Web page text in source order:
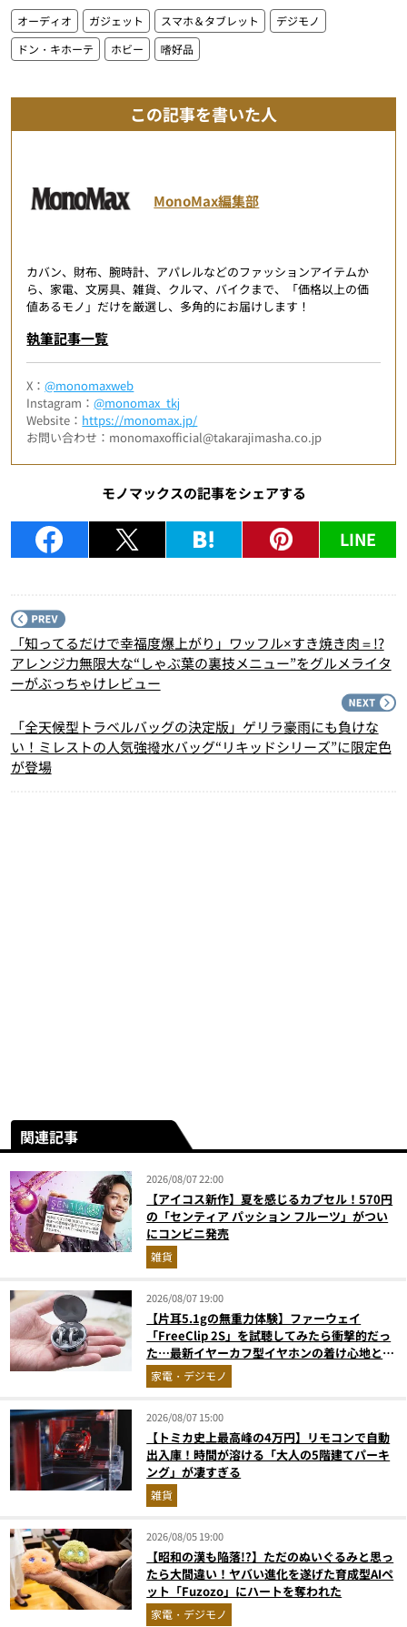
オーディオ ガジェット スマホ＆タブレット
デジモノ
ドン・キホーテ
ホビー 嗜好品
この記事を書いた人
MonoMax編集部
カバン、財布、腕時計、アパレルなどのファッションアイテムか
ら、家電、文房具、雑貨、クルマ、バイクまで、「価格以上の価
値あるモノ」だけを厳選し、多角的にお届けします！
執筆記事一覧
X：@monomaxweb
Instagram：@monomax_tkj
Website： https://monomax.jp/
お問い合わせ：monomaxofficial@takarajimasha.co.jp
モノマックスの記事をシェアする
LINE
「知ってるだけで幸福度爆上がり」ワッフル×すき焼き肉＝!?
アレンジ力無限大な“しゃぶ葉の裏技メニュー”をグルメライタ
ーがぶっちゃけレビュー
「全天候型トラベルバッグの決定版」ゲリラ豪雨にも負けな
い！ミレストの人気強撥水バッグ“リキッドシリーズ”に限定色
が登場
関連記事
2026/08/07 22:00
【アイコス新作】夏を感じるカプセル！570円
の「センティア パッション フルーツ」がつい
にコンビニ発売
雑貨
2026/08/07 19:00
【片耳5.1gの無重力体験】ファーウェイ
「FreeClip 2S」を試聴してみたら衝撃的だっ
た…最新イヤーカフ型イヤホンの着け心地とAI
技術に感動
家電・デジモノ
2026/08/07 15:00
【トミカ史上最高峰の4万円】リモコンで自動
出入庫！時間が溶ける「大人の5階建てパーキ
ング」が凄すぎる
雑貨
2026/08/05 19:00
【昭和の漢も陥落!?】ただのぬいぐるみと思っ
たら大間違い！ヤバい進化を遂げた育成型AIペ
ット「Fuzozo」にハートを奪われた
家電・デジモノ